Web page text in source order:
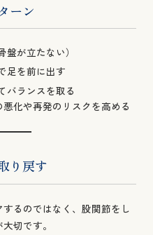
ーン
が立たない）
足を前に出す
バランスを取る
化や再発のリスクを高める
り戻す
るのではなく、股関節をし
切です。